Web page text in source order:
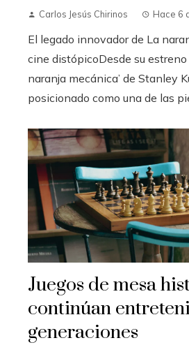
Carlos Jesús Chirinos Hace 6
El legado innovador de La
cine distópicoDesde su estreno
naranja mecánica’ de Stanley
posicionado como una de las
Juegos de mesa
continúan
generaciones